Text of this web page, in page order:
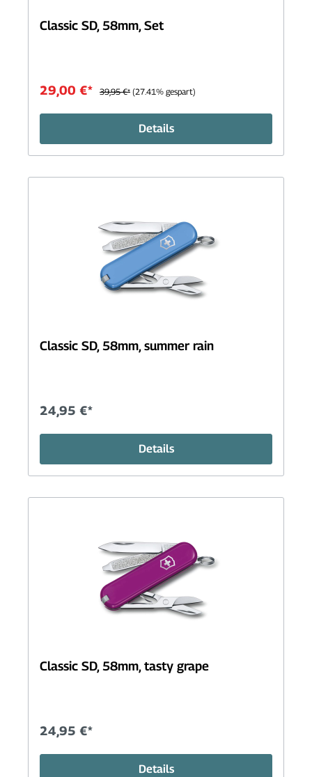
Classic SD, 58mm, Set
29,00 €* 39,95 €* (27.41% gespart)
Details
Classic SD, 58mm, summer rain
24,95 €*
Details
Classic SD, 58mm, tasty grape
24,95 €*
Details